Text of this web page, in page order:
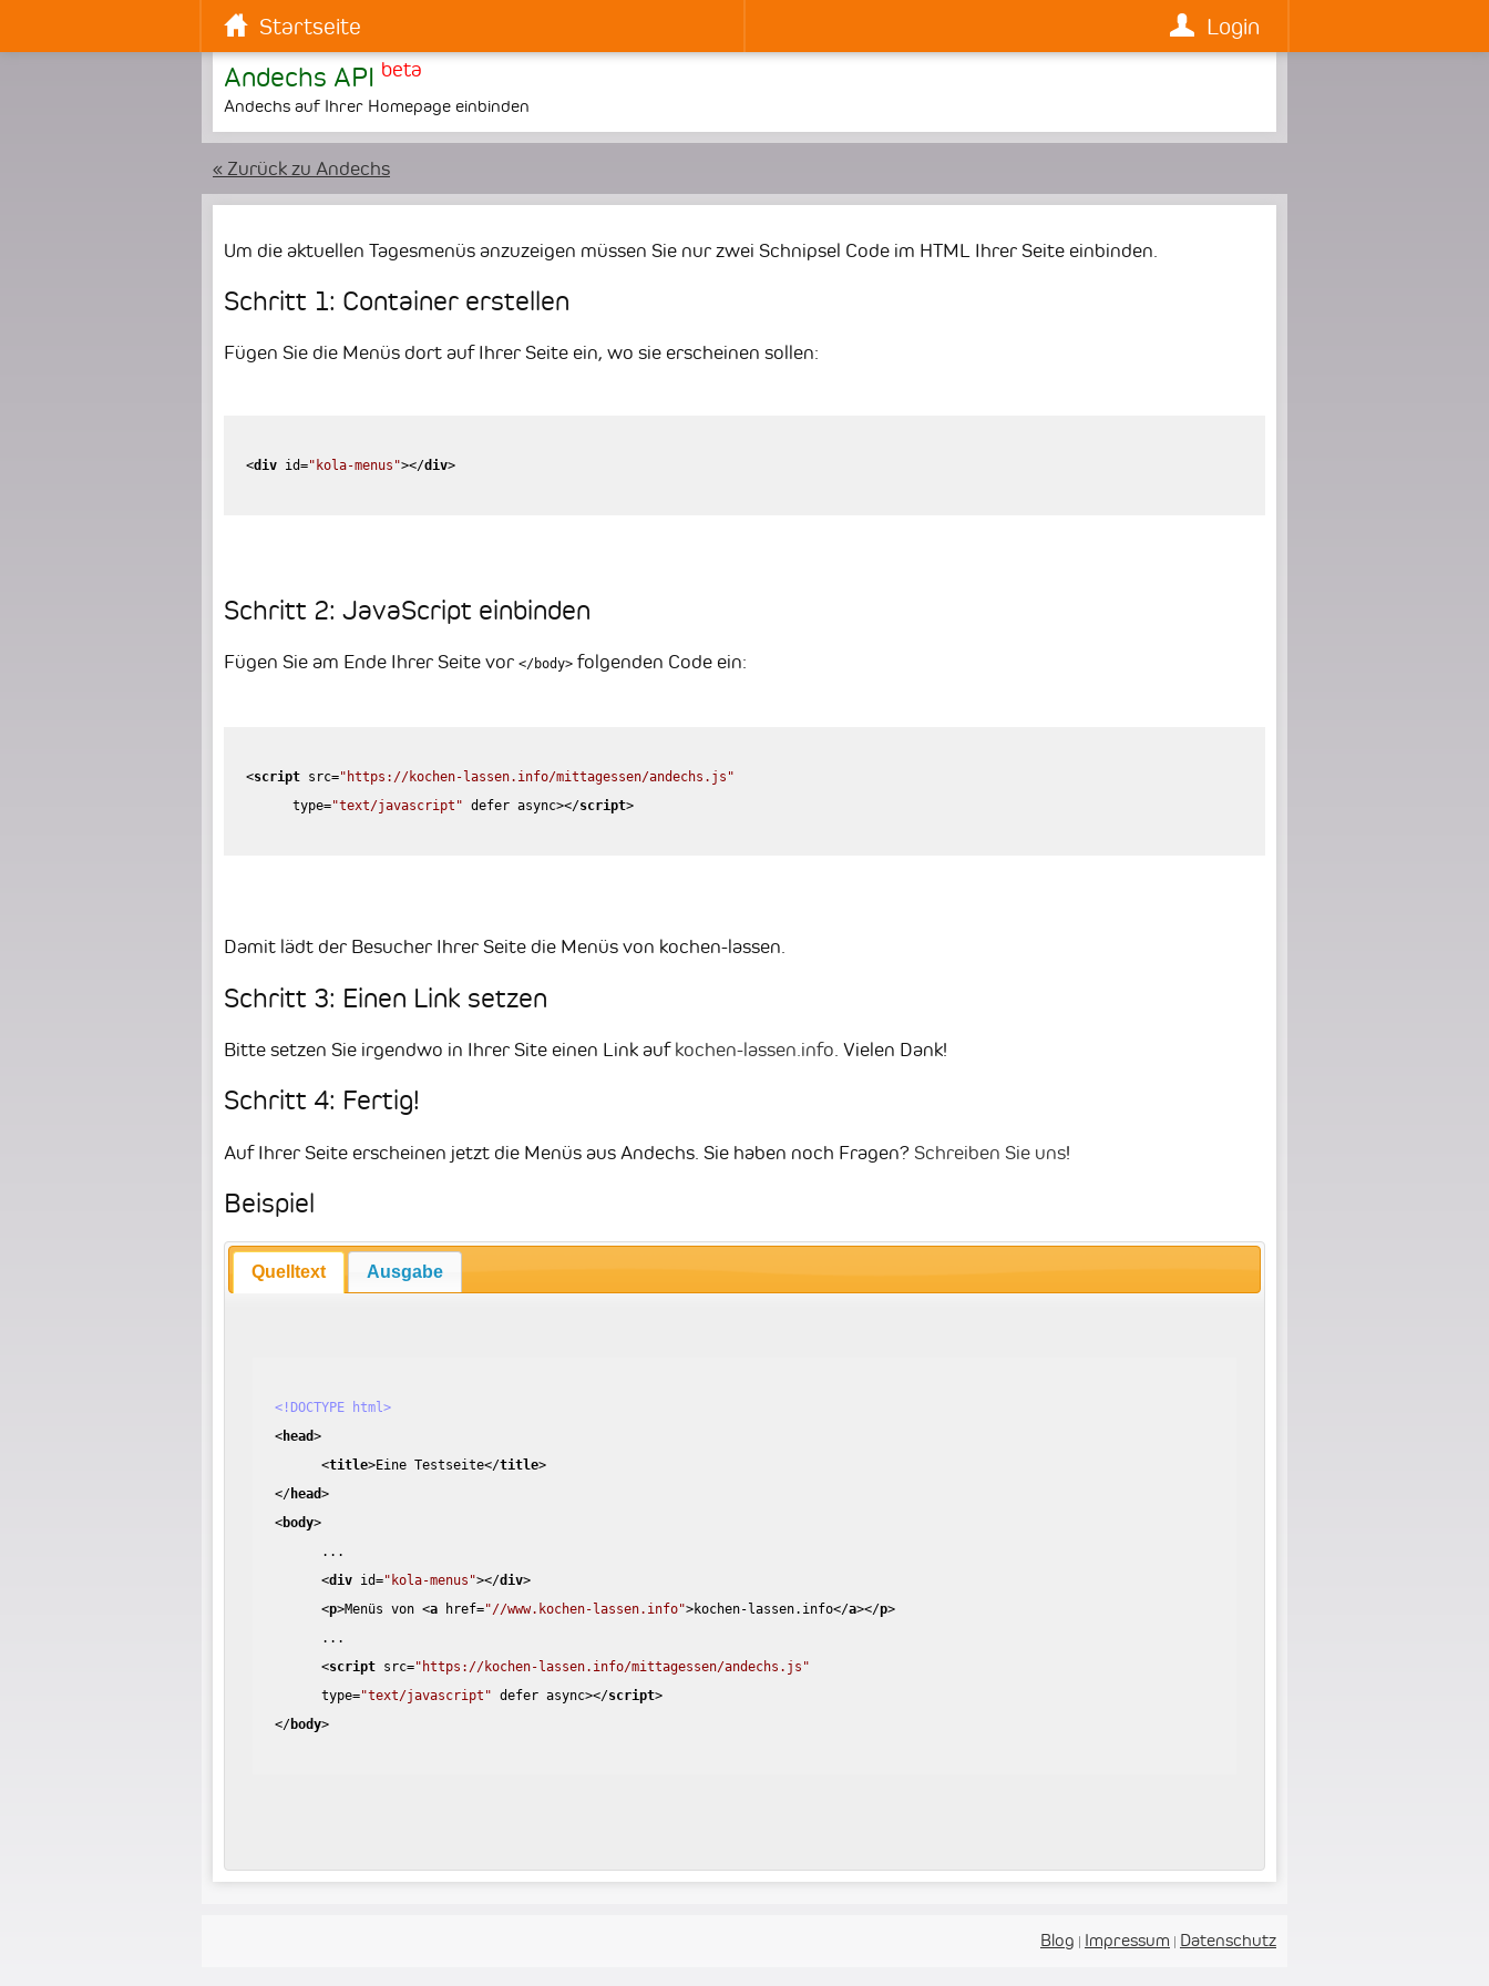
Startseite Login
Andechs API beta
Andechs auf Ihrer Homepage einbinden
« Zurück zu Andechs
Um die aktuellen Tagesmenüs anzuzeigen müssen Sie nur zwei Schnipsel Code im HTML Ihrer Seite einbinden.
Schritt 1: Container erstellen
Fügen Sie die Menüs dort auf Ihrer Seite ein, wo sie erscheinen sollen:
<div id="kola-menus"></div>
Schritt 2: JavaScript einbinden
Fügen Sie am Ende Ihrer Seite vor </body> folgenden Code ein:
<script src="https://kochen-lassen.info/mittagessen/andechs.js"
type="text/javascript" defer async></script>
Damit lädt der Besucher Ihrer Seite die Menüs von kochen-lassen.
Schritt 3: Einen Link setzen
Bitte setzen Sie irgendwo in Ihrer Site einen Link auf kochen-lassen.info. Vielen Dank!
Schritt 4: Fertig!
Auf Ihrer Seite erscheinen jetzt die Menüs aus Andechs. Sie haben noch Fragen? Schreiben Sie uns!
Beispiel
Quelltext Ausgabe
<!DOCTYPE html>
<head>
<title>Eine Testseite</title>
</head>
<body>
...
<div id="kola-menus"></div>
<p>Menüs von <a href="//www.kochen-lassen.info">kochen-lassen.info</a></p>
...
<script src="https://kochen-lassen.info/mittagessen/andechs.js"
type="text/javascript" defer async></script>
</body>
Blog | Impressum | Datenschutz